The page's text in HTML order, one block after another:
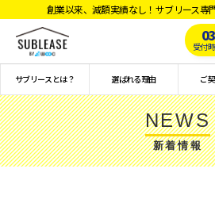
創業以来、減額実績なし！サブリース専
受付
サブリースとは？ 選ばれる理由 ご
NEWS
新着情報